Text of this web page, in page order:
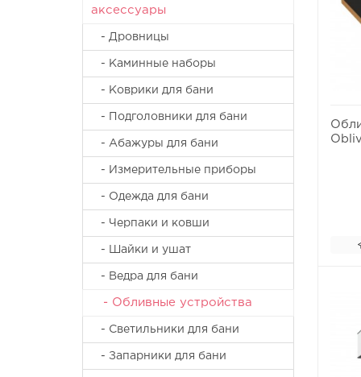
аксессуары
- Дровницы
- Каминные наборы
- Коврики для бани
- Подголовники для бани
- Абажуры для бани
- Измерительные приборы
- Одежда для бани
- Черпаки и ковши
- Шайки и ушат
- Ведра для бани
- Обливные устройства
- Светильники для бани
- Запарники для бани